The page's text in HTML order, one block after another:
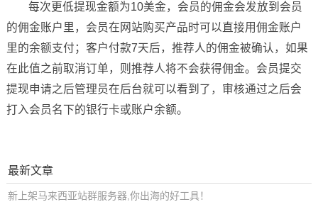
每次更低提现金额为10美金，会员的佣金会发放到会员
的佣金账户里，会员在网站购买产品时可以直接用佣金账户
里的余额支付；客户付款7天后，推荐人的佣金被确认，如果
在此值之前取消订单，则推荐人将不会获得佣金。会员提交
提现申请之后管理员在后台就可以看到了，审核通过之后会
打入会员名下的银行卡或账户余额。
最新文章
新上架马来西亚站群服务器,你出海的好工具！